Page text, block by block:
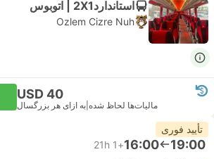
استاندارد2X1 | اتوبوس
Ozlem Cizre Nuh
USD 40
مالیات‌ها لحاظ شده به ازای هر بزرگسال
تأیید فوری
19:00
16:00
+1
21h